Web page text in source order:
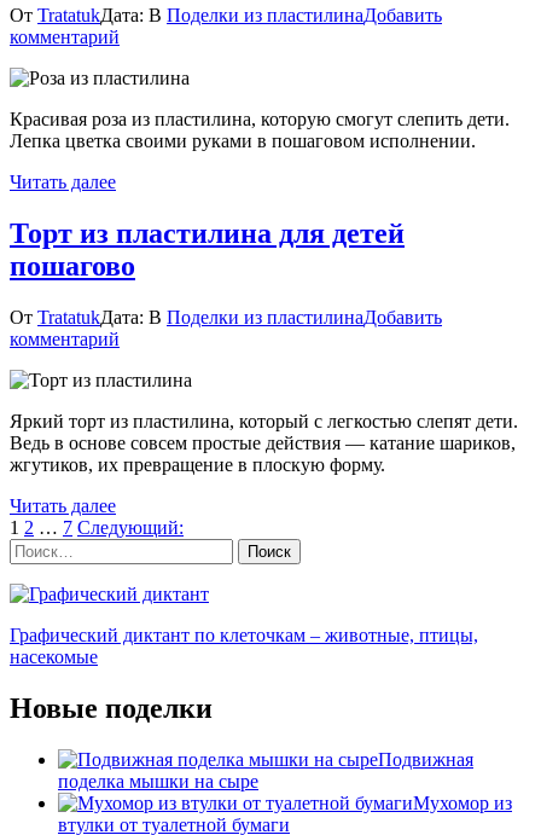
От TratatukДата: В Поделки из пластилинаДобавить
комментарий
из
—
лепка
Красивая роза из пластилина, которую смогут слепить дети.
Лепка цветка своими руками в пошаговом исполнении.
Читать далее
Торт из пластилина для детей
пошагово
От TratatukДата: В Поделки из пластилинаДобавить
комментарий
из
для
детей
пошагово
Яркий торт из пластилина, который с легкостью слепят дети.
Ведь в основе совсем простые действия — катание шариков,
жгутиков, их превращение в плоскую форму.
Читать далее
Пагинация
записей
Страница
1 Страница
2 … Страница
7 Следующий:
Найти:
Графический диктант по клеточкам – животные, птицы,
насекомые
Новые поделки
Подвижная
поделка мышки на сыре
Мухомор из
втулки от туалетной бумаги